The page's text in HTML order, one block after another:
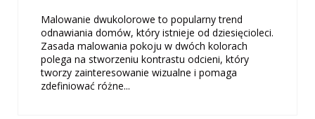
Malowanie dwukolorowe to popularny trend
odnawiania domów, który istnieje od dziesięcioleci.
Zasada malowania pokoju w dwóch kolorach
polega na stworzeniu kontrastu odcieni, który
tworzy zainteresowanie wizualne i pomaga
zdefiniować różne...